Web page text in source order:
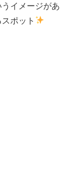
うイメージがあ
ポット